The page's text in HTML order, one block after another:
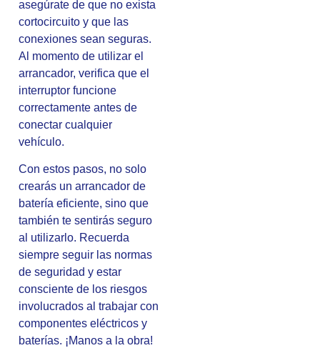
asegúrate de que no exista
cortocircuito y que las
conexiones sean seguras.
Al momento de utilizar el
arrancador, verifica que el
interruptor funcione
correctamente antes de
conectar cualquier
vehículo.
Con estos pasos, no solo
crearás un arrancador de
batería eficiente, sino que
también te sentirás seguro
al utilizarlo. Recuerda
siempre seguir las normas
de seguridad y estar
consciente de los riesgos
involucrados al trabajar con
componentes eléctricos y
baterías. ¡Manos a la obra!